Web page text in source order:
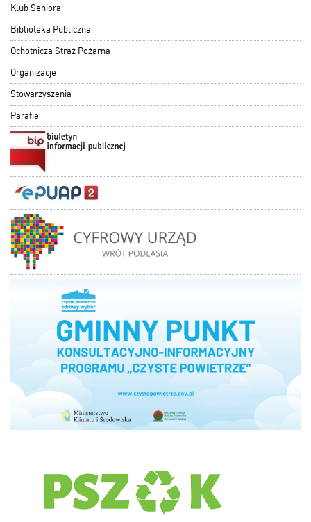
Klub Seniora
Biblioteka Publiczna
Ochotnicza Straż Pożarna
Organizacje
Stowarzyszenia
Parafie